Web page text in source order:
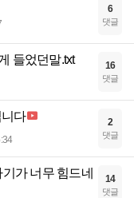
6
댓글
들었던말.txt 16
댓글
다 2
댓글
가 너무 힘드네
14
댓글